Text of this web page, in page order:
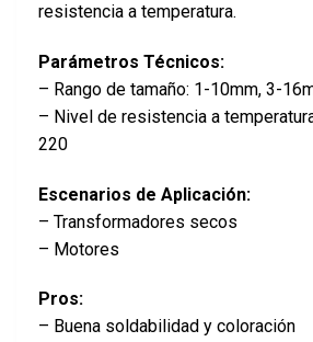
resistencia a temperatura.
Parámetros Técnicos:
– Rango de tamaño: 1-10mm, 3-
– Nivel de resistencia a
220
Escenarios de Aplicación:
– Transformadores secos
– Motores
Pros:
– Buena soldabilidad y coloración